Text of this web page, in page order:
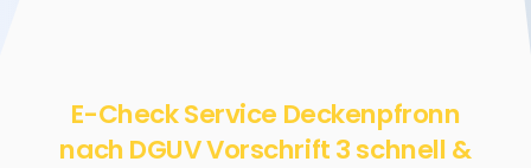
E-Check Service Deckenpfronn
nach DGUV Vorschrift 3 schnell &